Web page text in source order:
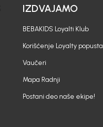
IZDVAJAMO
BEBAKIDS Loyalti Klub
Korišćenje Loyalty popusta
Vaučeri
Mapa Radnji
Postani deo naše ekipe!